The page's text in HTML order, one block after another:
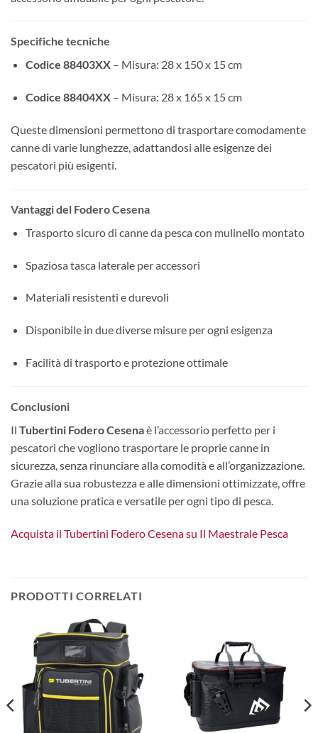
Specifiche tecniche
Codice 88403XX– Misura: 28 x 150 x 15 cm
Codice 88404XX– Misura: 28 x 165 x 15 cm
Queste dimensioni permettono di trasportare comodamente
canne di varie lunghezze, adattandosi alle esigenze dei
pescatori più esigenti.
Vantaggi del Fodero Cesena
Trasporto sicuro di canne da pesca con mulinello montato
Spaziosa tasca laterale per accessori
Materiali resistenti e durevoli
Disponibile in due diverse misure per ogni esigenza
Facilità di trasporto e protezione ottimale
Conclusioni
Il Tubertini Fodero Cesenaè l’accessorio perfetto per i
pescatori che vogliono trasportare le proprie canne in
sicurezza, senza rinunciare alla comodità e all’organizzazione.
Grazie alla sua robustezza e alle dimensioni ottimizzate, offre
una soluzione pratica e versatile per ogni tipo di pesca.
Acquista il Tubertini Fodero Cesena su Il Maestrale Pesca
PRODOTTI CORRELATI